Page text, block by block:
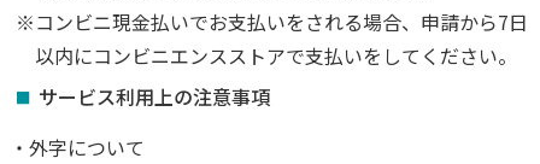
※コンビニ現金払いでお支払いをされる場合、申請から7日
以内にコンビニエンスストアで支払いをしてください。
サービス利用上の注意事項
・外字について